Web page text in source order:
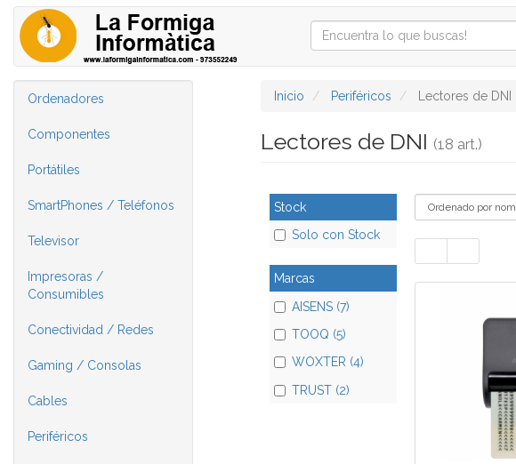
Ordenadores
Componentes
Portátiles
SmartPhones / Teléfonos
Televisor
Impresoras /
Consumibles
Conectividad / Redes
Gaming / Consolas
Cables
Periféricos
Inicio Periféricos Lectores de DNI
Lectores de DNI (18 art.)
Stock
Solo con Stock
Marcas
AISENS (7)
TOOQ (5)
WOXTER (4)
TRUST (2)